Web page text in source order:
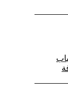
19) الاسباب